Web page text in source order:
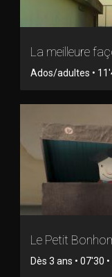
La meilleure
Ados/adultes •
Le Petit
Dès 3 ans • 07'30